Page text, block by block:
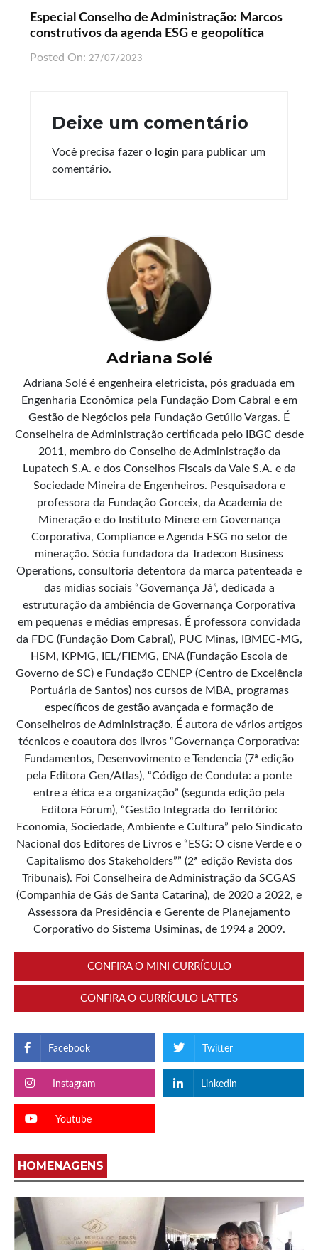
Especial Conselho de Administração: Marcos
construtivos da agenda ESG e geopolítica
Posted On: 27/07/2023
Deixe um comentário
Você precisa fazer o login para publicar um
comentário.
Adriana Solé
Adriana Solé é engenheira eletricista, pós graduada em
Engenharia Econômica pela Fundação Dom Cabral e em
Gestão de Negócios pela Fundação Getúlio Vargas. É
Conselheira de Administração certificada pelo IBGC desde
2011, membro do Conselho de Administração da
Lupatech S.A. e dos Conselhos Fiscais da Vale S.A. e da
Sociedade Mineira de Engenheiros. Pesquisadora e
professora da Fundação Gorceix, da Academia de
Mineração e do Instituto Minere em Governança
Corporativa, Compliance e Agenda ESG no setor de
mineração. Sócia fundadora da Tradecon Business
Operations, consultoria detentora da marca patenteada e
das mídias sociais “Governança Já”, dedicada a
estruturação da ambiência de Governança Corporativa
em pequenas e médias empresas. É professora convidada
da FDC (Fundação Dom Cabral), PUC Minas, IBMEC-MG,
HSM, KPMG, IEL/FIEMG, ENA (Fundação Escola de
Governo de SC) e Fundação CENEP (Centro de Excelência
Portuária de Santos) nos cursos de MBA, programas
específicos de gestão avançada e formação de
Conselheiros de Administração. É autora de vários artigos
técnicos e coautora dos livros “Governança Corporativa:
Fundamentos, Desenvovimento e Tendencia (7ª edição
pela Editora Gen/Atlas), “Código de Conduta: a ponte
entre a ética e a organização” (segunda edição pela
Editora Fórum), “Gestão Integrada do Território:
Economia, Sociedade, Ambiente e Cultura” pelo Sindicato
Nacional dos Editores de Livros e “ESG: O cisne Verde e o
Capitalismo dos Stakeholders”” (2ª edição Revista dos
Tribunais). Foi Conselheira de Administração da SCGAS
(Companhia de Gás de Santa Catarina), de 2020 a 2022, e
Assessora da Presidência e Gerente de Planejamento
Corporativo do Sistema Usiminas, de 1994 a 2009.
CONFIRA O MINI CURRÍCULO
CONFIRA O CURRÍCULO LATTES
Facebook Twitter
Instagram Linkedin
Youtube
HOMENAGENS